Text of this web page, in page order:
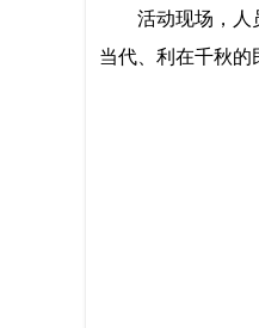
活动现场 ， 人
当代、利在千秋的